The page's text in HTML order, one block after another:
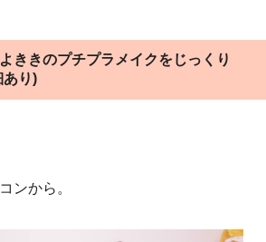
ききのプチプラメイクをじっくり
あり)
ンから。